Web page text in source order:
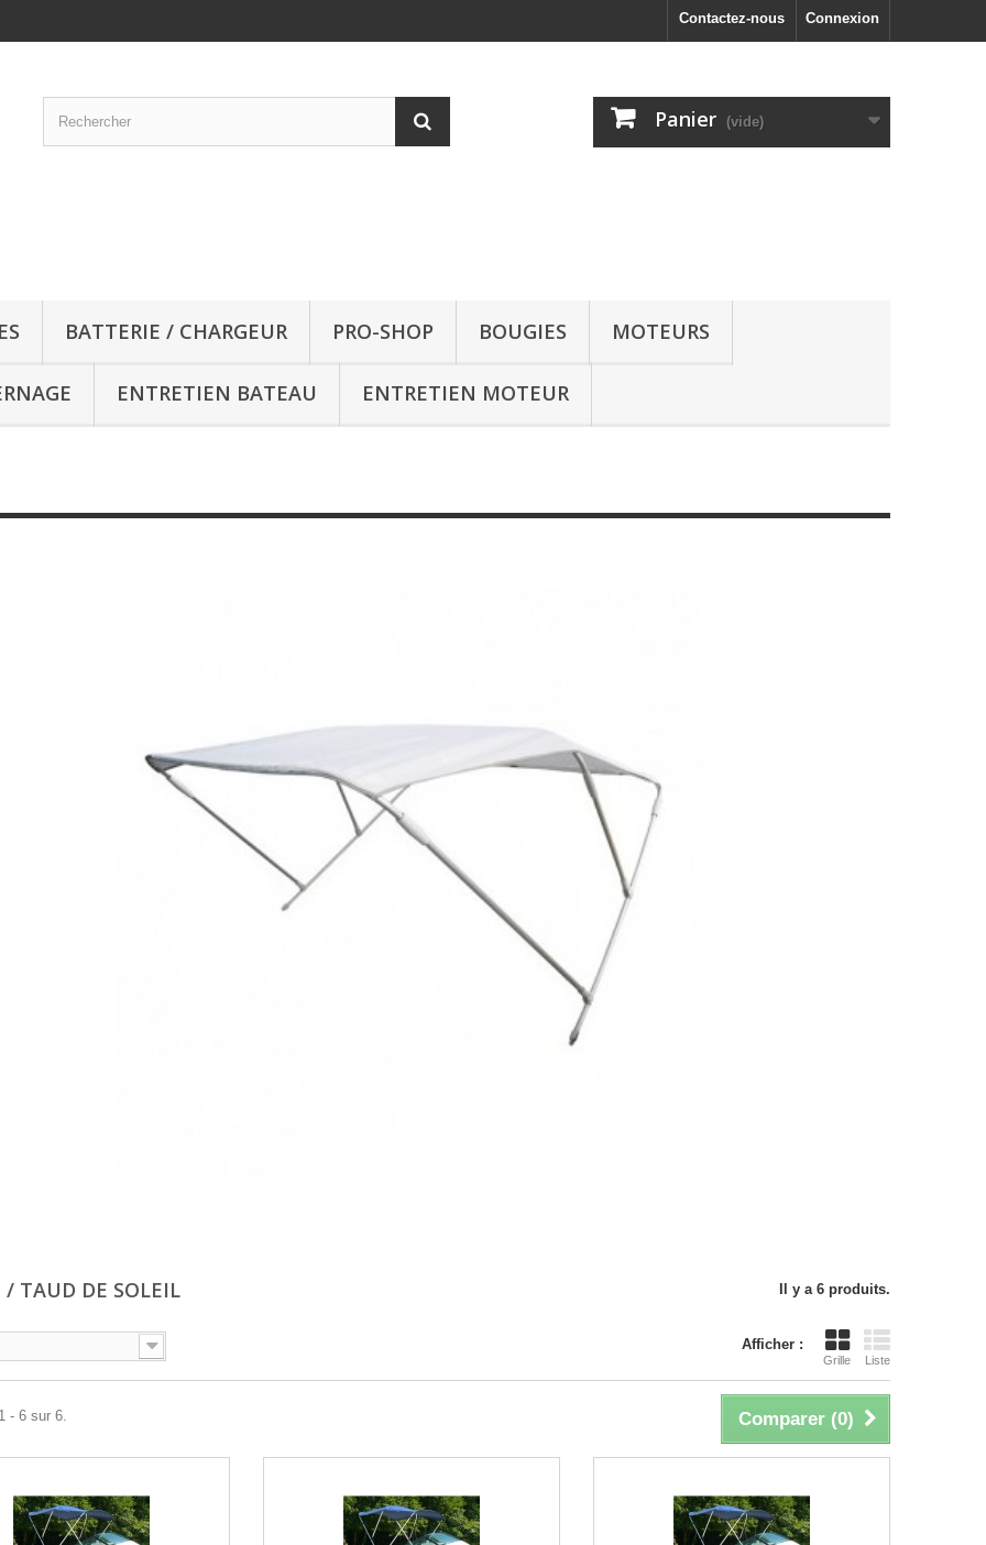
Connexion
Contactez-nous
Panier (vide)
BATTERIE / CHARGEUR PRO-SHOP BOUGIES MOTEURS
ENTRETIEN BATEAU ENTRETIEN MOTEUR
TAUD DE SOLEIL Il y a 6 produits.
Afficher :
Grille Liste
Comparer (0)
- 6 sur 6.